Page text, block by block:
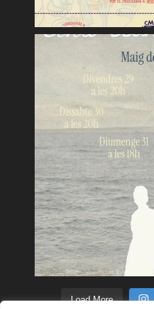
Load More